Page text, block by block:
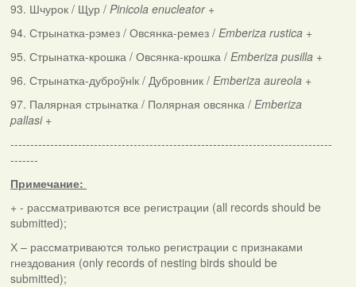
93. Шчурок / Щур / Pinicola enucleator+
94. Стрынатка-рэмез / Овсянка-ремез / Emberiza rustica+
95. Стрынатка-крошка / Овсянка-крошка / Emberiza pusilla+
96. Стрынатка-дуброўнiк / Дубровник / Emberiza aureola+
97. Палярная стрынатка / Полярная овсянка / Emberiza
pallasi +
---------------------------------------------------------------------------------
-------
Примечание:
+ - рассматриваются все регистрации (all records should be
submitted);
Х – рассматриваются только регистрации с признаками
гнездования (only records of nesting birds should be
submitted);